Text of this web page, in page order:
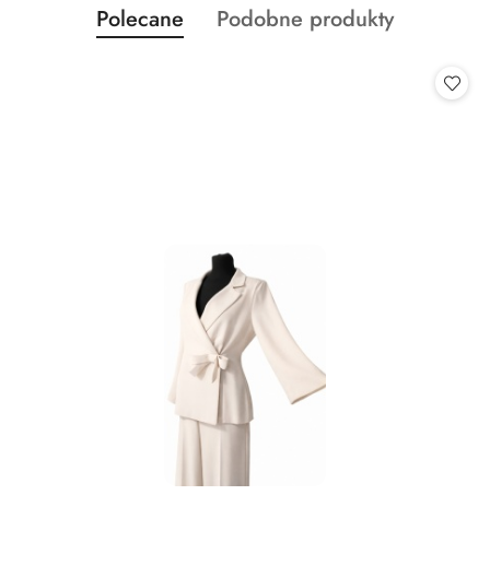
Pomiń karuzelę produktów
Produkty
o
Polecane
Produkty
Podobne produkty